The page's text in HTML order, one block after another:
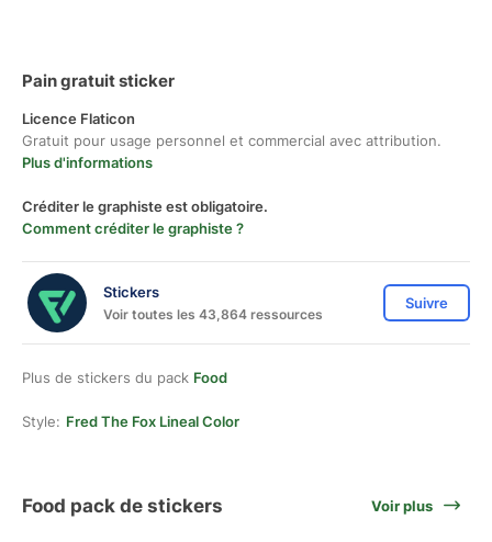
Pain gratuit sticker
Licence Flaticon
Gratuit pour usage personnel et commercial avec attribution.
Plus d'informations
Créditer le graphiste est obligatoire.
Comment créditer le graphiste ?
Stickers
Voir toutes les 43,864 ressources
Suivre
Plus de stickers du pack Food
Style: Fred The Fox Lineal Color
Food pack de stickers Voir plus